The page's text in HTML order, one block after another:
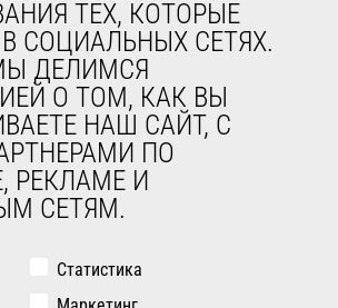
информация
and Conditions of Sale
ГРУППЫ
ТЕХ, КОТОРЫЕ
СОЦИАЛЬНЫХ СЕТЯХ.
ДЕЛИМСЯ
О ТОМ, КАК ВЫ
НАШ САЙТ, С
ПО
РЕКЛАМЕ И
СЕТЯМ.
Статистика